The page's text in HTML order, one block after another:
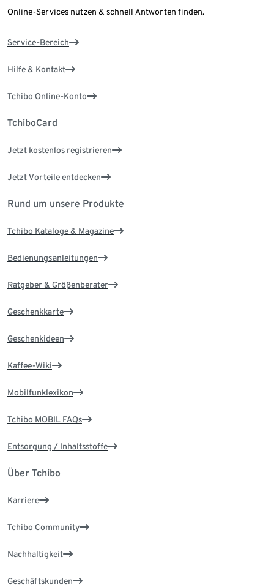
Online-Services nutzen & schnell Antworten finden.
Service-Bereich
Hilfe & Kontakt
Tchibo Online-Konto
TchiboCard
Jetzt kostenlos registrieren
Jetzt Vorteile entdecken
Rund um unsere Produkte
Tchibo Kataloge & Magazine
Bedienungsanleitungen
Ratgeber & Größenberater
Geschenkkarte
Geschenkideen
Kaffee-Wiki
Mobilfunklexikon
Tchibo MOBIL FAQs
Entsorgung / Inhaltsstoffe
Über Tchibo
Karriere
Tchibo Community
Nachhaltigkeit
Geschäftskunden